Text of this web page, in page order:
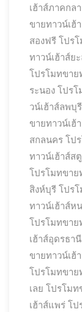
เฮ้าส์ภาคกล
ขายทาวน์เฮ้
สองฟรี โปร
ทาวน์เฮ้าส์ย
โปรโมทขาย
ระนอง โปรโ
วน์เฮ้าส์ลพบุรี
ขายทาวน์เฮ้
สกลนคร โป
ทาวน์เฮ้าส์ส
โปรโมทขาย
สิงห์บุรี โปร
ทาวน์เฮ้าส์ห
โปรโมทขาย
เฮ้าส์อุดรธานี
ขายทาวน์เฮ้
โปรโมทขาย
เลย โปรโมท
เฮ้าส์แพร่ โป